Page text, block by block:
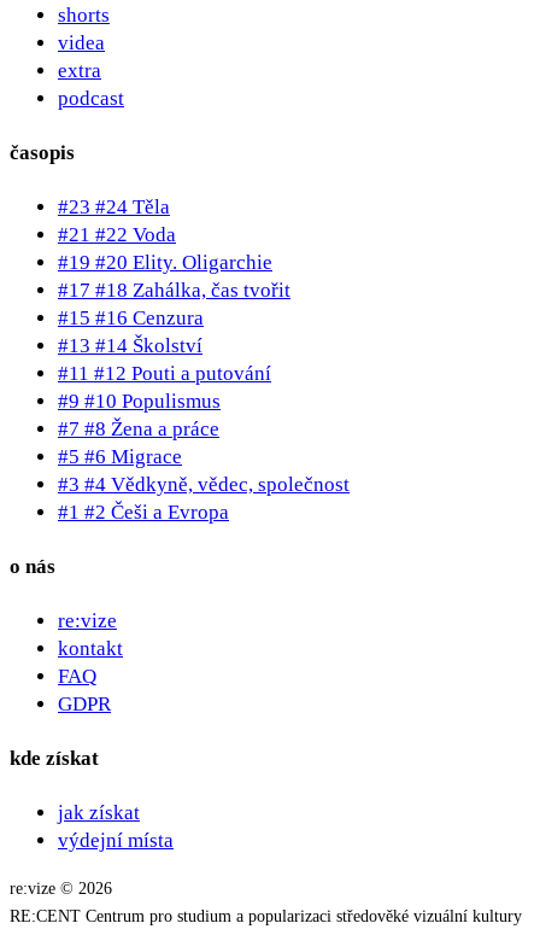
shorts
videa
extra
podcast
časopis
#23 #24 Těla
#21 #22 Voda
#19 #20 Elity. Oligarchie
#17 #18 Zahálka, čas tvořit
#15 #16 Cenzura
#13 #14 Školství
#11 #12 Pouti a putování
#9 #10 Populismus
#7 #8 Žena a práce
#5 #6 Migrace
#3 #4 Vědkyně, vědec, společnost
#1 #2 Češi a Evropa
o nás
re:vize
kontakt
FAQ
GDPR
kde získat
jak získat
výdejní místa
re:vize © 2026
RE:CENT Centrum pro studium a popularizaci středověké vizuální kultury